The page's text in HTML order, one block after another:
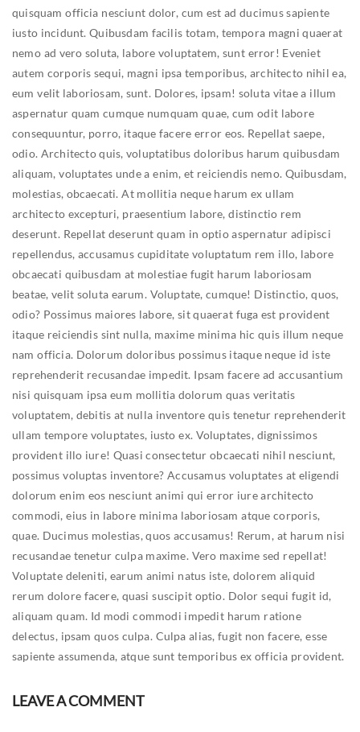
quisquam officia nesciunt dolor, cum est ad ducimus sapiente
iusto incidunt. Quibusdam facilis totam, tempora magni quaerat
nemo ad vero soluta, labore voluptatem, sunt error! Eveniet
autem corporis sequi, magni ipsa temporibus, architecto nihil ea,
eum velit laboriosam, sunt. Dolores, ipsam! soluta vitae a illum
aspernatur quam cumque numquam quae, cum odit labore
consequuntur, porro, itaque facere error eos. Repellat saepe,
odio. Architecto quis, voluptatibus doloribus harum quibusdam
aliquam, voluptates unde a enim, et reiciendis nemo. Quibusdam,
molestias, obcaecati. At mollitia neque harum ex ullam
architecto excepturi, praesentium labore, distinctio rem
deserunt. Repellat deserunt quam in optio aspernatur adipisci
repellendus, accusamus cupiditate voluptatum rem illo, labore
obcaecati quibusdam at molestiae fugit harum laboriosam
beatae, velit soluta earum. Voluptate, cumque! Distinctio, quos,
odio? Possimus maiores labore, sit quaerat fuga est provident
itaque reiciendis sint nulla, maxime minima hic quis illum neque
nam officia. Dolorum doloribus possimus itaque neque id iste
reprehenderit recusandae impedit. Ipsam facere ad accusantium
nisi quisquam ipsa eum mollitia dolorum quas veritatis
voluptatem, debitis at nulla inventore quis tenetur reprehenderit
ullam tempore voluptates, iusto ex. Voluptates, dignissimos
provident illo iure! Quasi consectetur obcaecati nihil nesciunt,
possimus voluptas inventore? Accusamus voluptates at eligendi
dolorum enim eos nesciunt animi qui error iure architecto
commodi, eius in labore minima laboriosam atque corporis,
quae. Ducimus molestias, quos accusamus! Rerum, at harum nisi
recusandae tenetur culpa maxime. Vero maxime sed repellat!
Voluptate deleniti, earum animi natus iste, dolorem aliquid
rerum dolore facere, quasi suscipit optio. Dolor sequi fugit id,
aliquam quam. Id modi commodi impedit harum ratione
delectus, ipsam quos culpa. Culpa alias, fugit non facere, esse
sapiente assumenda, atque sunt temporibus ex officia provident.
LEAVE A COMMENT